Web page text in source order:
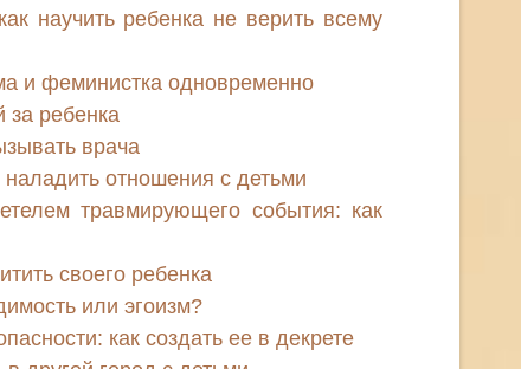
научить ребенка не верить всему
и феминистка одновременно
за ребенка
врача
отношения с детьми
травмирующего события: как
своего ребенка
или эгоизм?
как создать ее в декрете